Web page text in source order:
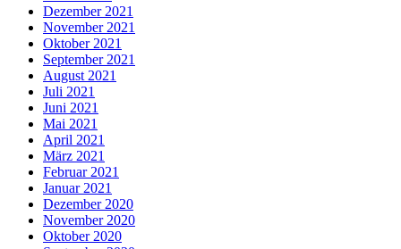
Dezember 2021
November 2021
Oktober 2021
September 2021
August 2021
Juli 2021
Juni 2021
Mai 2021
April 2021
März 2021
Februar 2021
Januar 2021
Dezember 2020
November 2020
Oktober 2020